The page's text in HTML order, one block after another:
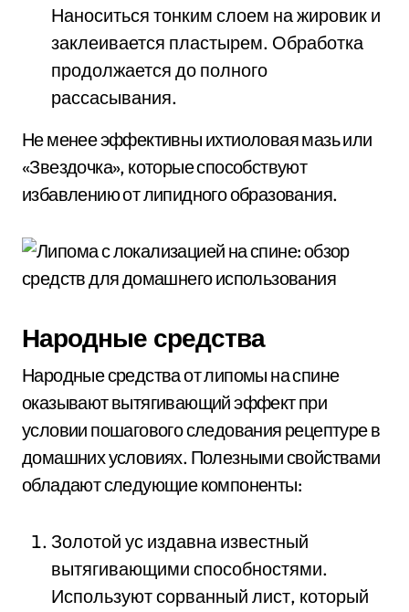
Наноситься тонким слоем на жировик и
заклеивается пластырем. Обработка
продолжается до полного
рассасывания.
Не менее эффективны ихтиоловая мазь или
«Звездочка», которые способствуют
избавлению от липидного образования.
Народные средства
Народные средства от липомы на спине
оказывают вытягивающий эффект при
условии пошагового следования рецептуре в
домашних условиях. Полезными свойствами
обладают следующие компоненты:
Золотой ус издавна известный
вытягивающими способностями.
Используют сорванный лист, который